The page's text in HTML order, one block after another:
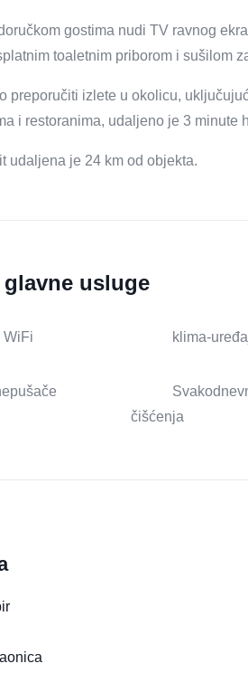
gostima nudi TV ravnog
toaletnim priborom i sušilom
preporučiti izlete u okolicu,
i restoranima, udaljeno je 3 minute
udaljena je 24 km od objekta.
usluge
WiFi klima-
čišćenja